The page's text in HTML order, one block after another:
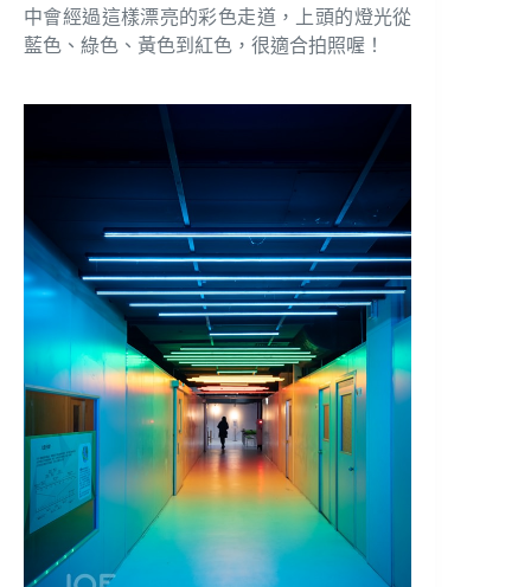
中會經過這樣漂亮的彩色走道，上頭的燈光從
藍色、綠色、黃色到紅色，很適合拍照喔！